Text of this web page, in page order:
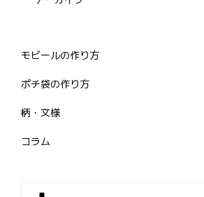
モビールの作り方
ポチ袋の作り方
柄・文様
コラム